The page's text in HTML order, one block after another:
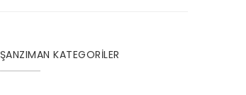
ŞANZIMAN KATEGORİLER